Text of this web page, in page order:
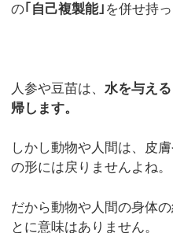
の｢自己複製能｣ を併せ持
人参や豆苗は、 水を与え
帰します。
しかし動物や人間は、皮
の形には戻りませんよね。
だから動物や人間の身体
とに意味はありません。